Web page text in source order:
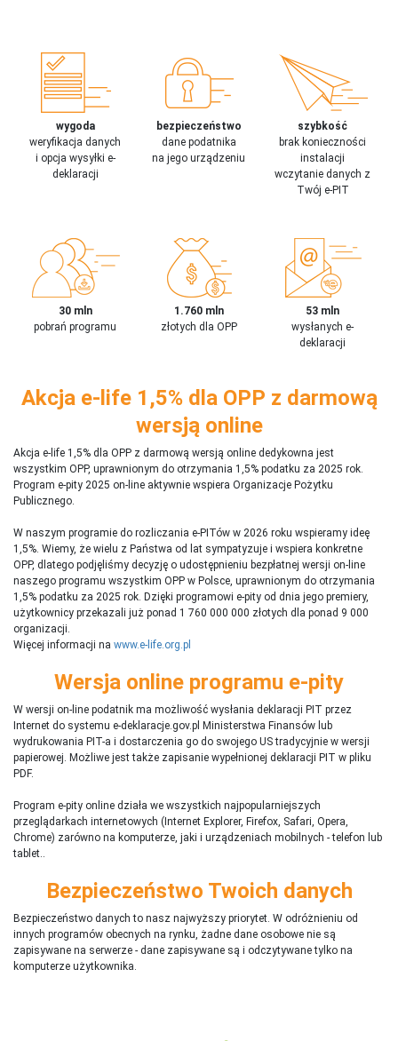
wygoda
weryfikacja danych
i opcja wysyłki e-
deklaracji
bezpieczeństwo
dane podatnika
na jego urządzeniu
szybkość
brak konieczności
instalacji
wczytanie danych z
Twój e-PIT
30 mln
pobrań programu
1.760 mln
złotych dla OPP
53 mln
wysłanych e-
deklaracji
Akcja e-life 1,5% dla OPP z darmową
wersją online
Akcja e-life 1,5% dla OPP z darmową wersją online dedykowna jest
wszystkim OPP, uprawnionym do otrzymania 1,5% podatku za 2025 rok.
Program e-pity 2025 on-line aktywnie wspiera Organizacje Pożytku
Publicznego.
W naszym programie do rozliczania e-PITów w 2026 roku wspieramy ideę
1,5%. Wiemy, że wielu z Państwa od lat sympatyzuje i wspiera konkretne
OPP, dlatego podjęliśmy decyzję o udostępnieniu bezpłatnej wersji on-line
naszego programu wszystkim OPP w Polsce, uprawnionym do otrzymania
1,5% podatku za 2025 rok. Dzięki programowi e-pity od dnia jego premiery,
użytkownicy przekazali już ponad 1 760 000 000 złotych dla ponad 9 000
organizacji.
Więcej informacji na www.e-life.org.pl
Wersja online programu e-pity
W wersji on-line podatnik ma możliwość wysłania deklaracji PIT przez
Internet do systemu e-deklaracje.gov.pl Ministerstwa Finansów lub
wydrukowania PIT-a i dostarczenia go do swojego US tradycyjnie w wersji
papierowej. Możliwe jest także zapisanie wypełnionej deklaracji PIT w pliku
PDF.
Program e-pity online działa we wszystkich najpopularniejszych
przeglądarkach internetowych (Internet Explorer, Firefox, Safari, Opera,
Chrome) zarówno na komputerze, jaki i urządzeniach mobilnych - telefon lub
tablet..
Bezpieczeństwo Twoich danych
Bezpieczeństwo danych to nasz najwyższy priorytet. W odróżnieniu od
innych programów obecnych na rynku, żadne dane osobowe nie są
zapisywane na serwerze - dane zapisywane są i odczytywane tylko na
komputerze użytkownika.